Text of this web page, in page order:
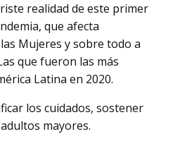
realidad de este primer
que afecta
Mujeres y sobre todo a
que fueron las más
Latina en 2020.
los cuidados, sostener
mayores.